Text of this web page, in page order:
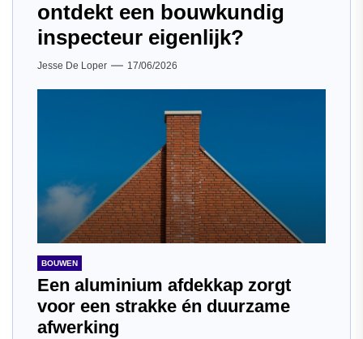
ontdekt een bouwkundig
inspecteur eigenlijk?
Jesse De Loper 17/06/2026
BOUWEN
Een aluminium afdekkap zorgt
voor een strakke én duurzame
afwerking